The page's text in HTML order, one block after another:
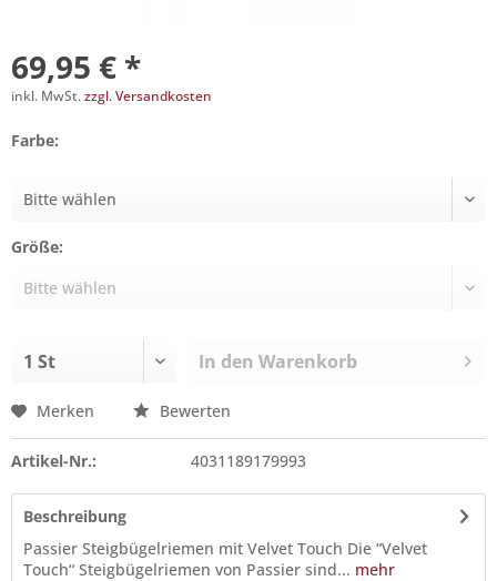
69,95 € *
inkl. MwSt.zzgl. Versandkosten
Farbe:
Größe:
In den Warenkorb
Merken Bewerten
Artikel-Nr.: 4031189179993
Beschreibung
Passier Steigbügelriemen mit Velvet Touch Die “Velvet
Touch“ Steigbügelriemen von Passier sind... mehr